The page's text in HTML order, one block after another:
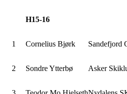
H15-16
1 Cornelius Bjørk Sandefjord
2 Sondre Ytterbø Asker